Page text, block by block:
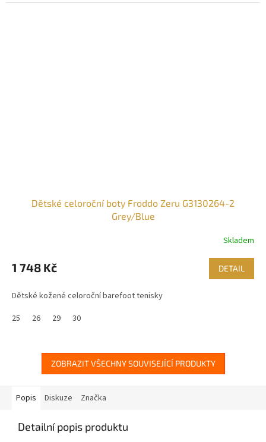
Dětské celoroční boty Froddo Zeru G3130264-2
Grey/Blue
Skladem
1 748 Kč DETAIL
Dětské kožené celoroční barefoot tenisky
25
26 29 30
ZOBRAZIT VŠECHNY SOUVISEJÍCÍ PRODUKTY
Popis Diskuze Značka
Detailní popis produktu